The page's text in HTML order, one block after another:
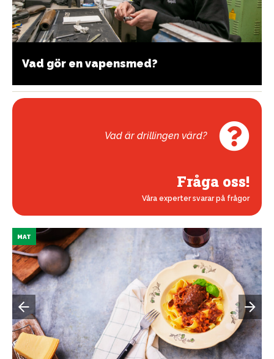
Vad gör en vapensmed?
Vad är drillingen värd?
Fråga oss!
Våra experter svarar på frågor
MAT